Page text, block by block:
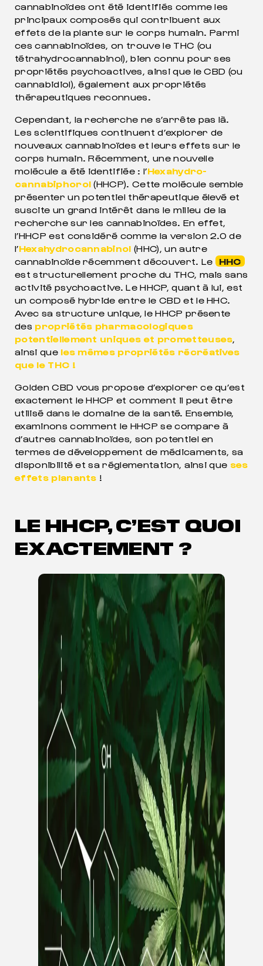
cannabinoïdes ont été identifiés comme les
principaux composés qui contribuent aux
effets de la plante sur le corps humain. Parmi
ces cannabinoïdes, on trouve le THC (ou
tétrahydrocannabinol), bien connu pour ses
propriétés psychoactives, ainsi que le CBD (ou
cannabidiol), également aux propriétés
thérapeutiques reconnues.
Cependant, la recherche ne s’arrête pas là.
Les scientifiques continuent d’explorer de
nouveaux cannabinoïdes et leurs effets sur le
corps humain. Récemment, une nouvelle
molécule a été identifiée : l’Hexahydro-
cannabiphorol (HHCP). Cette molécule semble
présenter un potentiel thérapeutique élevé et
suscite un grand intérêt dans le milieu de la
recherche sur les cannabinoïdes. En effet,
l’HHCP est considéré comme la version 2.0 de
l’Hexahydrocannabinol (HHC), un autre
cannabinoïde récemment découvert. Le
HHC
est structurellement proche du THC, mais sans
activité psychoactive. Le HHCP, quant à lui, est
un composé hybride entre le CBD et le HHC.
Avec sa structure unique, le HHCP présente
des propriétés pharmacologiques
potentiellement uniques et prometteuses,
ainsi que les mêmes propriétés récréatives
que le THC !
Golden CBD vous propose d’explorer ce qu’est
exactement le HHCP et comment il peut être
utilisé dans le domaine de la santé. Ensemble,
examinons comment le HHCP se compare à
d’autres cannabinoïdes, son potentiel en
termes de développement de médicaments, sa
disponibilité et sa réglementation, ainsi que ses
effets planants !
LE HHCP, C’EST QUOI
EXACTEMENT ?